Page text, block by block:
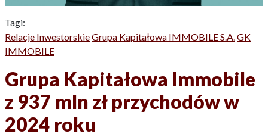
Tagi:
Relacje InwestorskieGrupa Kapitałowa IMMOBILE S.A.GK
IMMOBILE
Grupa Kapitałowa Immobile
z 937 mln zł przychodów w
2024 roku